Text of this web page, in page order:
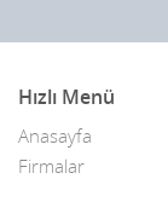
Yalova
Zeytinburnu
Hızlı Menü
Anasayfa
Firmalar